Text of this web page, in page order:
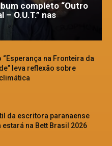
completo “Outro
O.U.T.” nas
“Esperança na Fronteira da
leva reflexão sobre
da escritora paranaense
estará na Bett Brasil 2026